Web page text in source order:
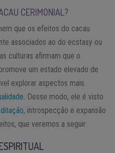
CERIMONIAL?
que os efeitos do cacau
associados ao do ecstasy ou
culturas afirmam que o
um estado elevado de
explorar aspectos mais
. Desse modo, ele é visto
, introspecção e expansão
que veremos a seguir: